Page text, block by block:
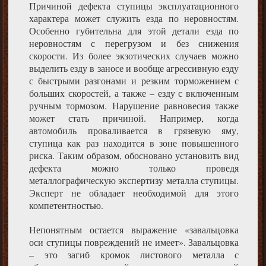
Причиной дефекта ступицы эксплуатационного
характера может служить езда по неровностям.
Особенно губительна для этой детали езда по
неровностям с перегрузом и без снижения
скорости. Из более экзотических случаев можно
выделить езду в заносе и вообще агрессивную езду
с быстрыми разгонами и резким торможением с
больших скоростей, а также – езду с включенным
ручным тормозом. Нарушение равновесия также
может стать причиной. Например, когда
автомобиль проваливается в грязевую яму,
ступица как раз находится в зоне повышенного
риска. Таким образом, обосновано установить вид
дефекта можно только проведя
металлографическую экспертизу металла ступицы.
Эксперт не обладает необходимой для этого
компетентностью.
Непонятным остается выражение «завальцовка
оси ступицы повреждений не имеет». Завальцовка
– это загиб кромок листового металла с